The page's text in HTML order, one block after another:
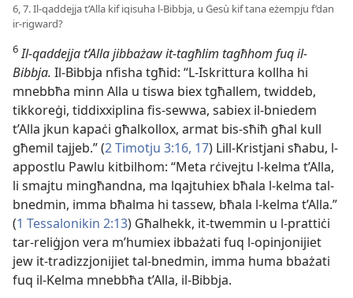
6, 7. Il-qaddejja t’Alla kif iqisuha l-Bibbja, u Ġesù kif tana eżempju f’dan
ir-rigward?
6 Il-qaddejja t’Alla jibbażaw it-tagħlim tagħhom fuq il-
Bibbja. Il-Bibbja nfisha tgħid: “L-Iskrittura kollha hi
mnebbħa minn Alla u tiswa biex tgħallem, twiddeb,
tikkoreġi, tiddixxiplina fis-sewwa, sabiex il-bniedem
t’Alla jkun kapaċi għalkollox, armat bis-sħiħ għal kull
għemil tajjeb.” (2 Timotju 3:16, 17) Lill-Kristjani sħabu, l-
appostlu Pawlu kitbilhom: “Meta rċivejtu l-kelma t’Alla,
li smajtu mingħandna, ma lqajtuhiex bħala l-kelma tal-
bnedmin, imma bħalma hi tassew, bħala l-kelma t’Alla.”
(1 Tessalonikin 2:13) Għalhekk, it-twemmin u l-prattiċi
tar-reliġjon vera m’humiex ibbażati fuq l-opinjonijiet
jew it-tradizzjonijiet tal-bnedmin, imma huma bbażati
fuq il-Kelma mnebbħa t’Alla, il-Bibbja.